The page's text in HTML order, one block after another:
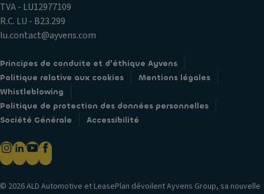
TVA - LU12977109
R.C. LU - B23.299
lu.contact@ayvens.com
Principes de conduite et d'éthique Ayvens
Politique relative aux cookies
Mentions légales
Whistleblowing
Politique de protection des données personnelles
Société Générale
Accessibilité
© 2026 ALD Automotive et LeasePlan dévoilent Ayvens Group, sa nouvelle